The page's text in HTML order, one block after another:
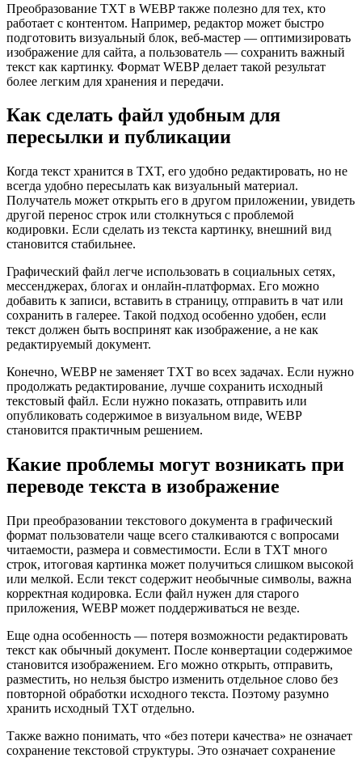
Преобразование TXT в WEBP также полезно для тех, кто
работает с контентом. Например, редактор может быстро
подготовить визуальный блок, веб-мастер — оптимизировать
изображение для сайта, а пользователь — сохранить важный
текст как картинку. Формат WEBP делает такой результат
более легким для хранения и передачи.
Как сделать файл удобным для
пересылки и публикации
Когда текст хранится в TXT, его удобно редактировать, но не
всегда удобно пересылать как визуальный материал.
Получатель может открыть его в другом приложении, увидеть
другой перенос строк или столкнуться с проблемой
кодировки. Если сделать из текста картинку, внешний вид
становится стабильнее.
Графический файл легче использовать в социальных сетях,
мессенджерах, блогах и онлайн-платформах. Его можно
добавить к записи, вставить в страницу, отправить в чат или
сохранить в галерее. Такой подход особенно удобен, если
текст должен быть воспринят как изображение, а не как
редактируемый документ.
Конечно, WEBP не заменяет TXT во всех задачах. Если нужно
продолжать редактирование, лучше сохранить исходный
текстовый файл. Если нужно показать, отправить или
опубликовать содержимое в визуальном виде, WEBP
становится практичным решением.
Какие проблемы могут возникать при
переводе текста в изображение
При преобразовании текстового документа в графический
формат пользователи чаще всего сталкиваются с вопросами
читаемости, размера и совместимости. Если в TXT много
строк, итоговая картинка может получиться слишком высокой
или мелкой. Если текст содержит необычные символы, важна
корректная кодировка. Если файл нужен для старого
приложения, WEBP может поддерживаться не везде.
Еще одна особенность — потеря возможности редактировать
текст как обычный документ. После конвертации содержимое
становится изображением. Его можно открыть, отправить,
разместить, но нельзя быстро изменить отдельное слово без
повторной обработки исходного текста. Поэтому разумно
хранить исходный TXT отдельно.
Также важно понимать, что «без потери качества» не означает
сохранение текстовой структуры. Это означает сохранение